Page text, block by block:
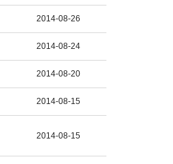
2014-08-26
2014-08-24
2014-08-20
2014-08-15
2014-08-15